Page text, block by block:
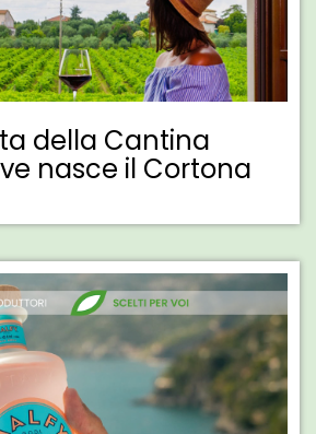
della Cantina
nasce il Cortona